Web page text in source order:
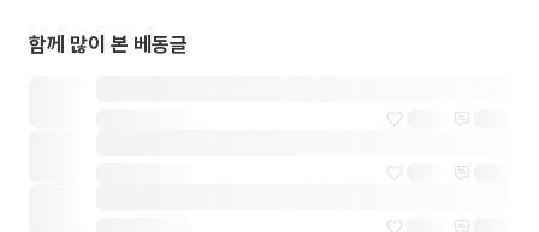
함께 많이 본 베동글